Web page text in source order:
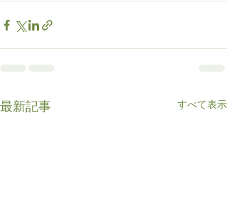
最新記事 すべて表示